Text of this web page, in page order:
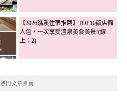
【2026礁溪住宿推薦】TOP10飯店懶
人包，一次享受溫泉美食美景!(線
上：2)
熱門文章推薦